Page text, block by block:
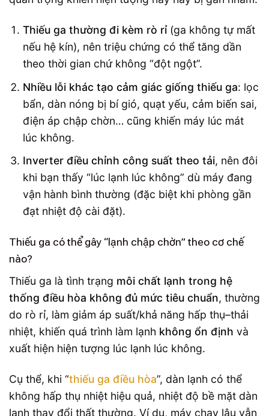
Thiếu ga thường đi kèm rò rỉ(ga không tự mất
nếu hệ kín), nên triệu chứng có thể tăng dần
theo thời gian chứ không “đột ngột”.
Nhiều lỗi khác tạo cảm giác giống thiếu ga: lọc
bẩn, dàn nóng bị bí gió, quạt yếu, cảm biến sai,
điện áp chập chờn… cũng khiến máy lúc mát
lúc không.
Inverter điều chỉnh công suất theo tải, nên đôi
khi bạn thấy “lúc lạnh lúc không” dù máy đang
vận hành bình thường (đặc biệt khi phòng gần
đạt nhiệt độ cài đặt).
Thiếu ga có thể gây “lạnh chập chờn” theo cơ chế
nào?
Thiếu ga là tình trạng môi chất lạnh trong hệ
thống điều hòa không đủ mức tiêu chuẩn, thường
do rò rỉ, làm giảm áp suất/khả năng hấp thụ–thải
nhiệt, khiến quá trình làm lạnh không ổn định và
xuất hiện hiện tượng lúc lạnh lúc không.
Cụ thể, khi “thiếu ga điều hòa”, dàn lạnh có thể
không hấp thụ nhiệt hiệu quả, nhiệt độ bề mặt dàn
lạnh thay đổi thất thường. Ví dụ, máy chạy lâu vẫn